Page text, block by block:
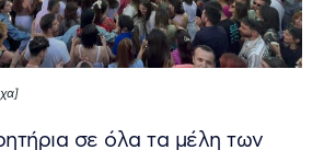
σε όλα τα μέλη των